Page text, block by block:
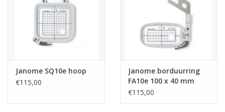
Janome SQ10e hoop
€115,00
Janome borduurring
FA10e 100 x 40 mm
€115,00